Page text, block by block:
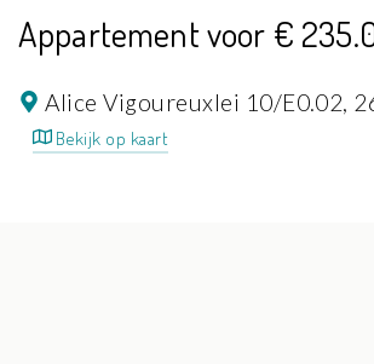
Appartement voor €
Alice Vigoureuxlei 10/E0.02,
Bekijk op kaart